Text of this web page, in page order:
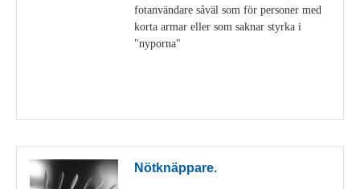
fotanvändare såväl som för personer med
korta armar eller som saknar styrka i
"nyporna"
Nötknäppare.